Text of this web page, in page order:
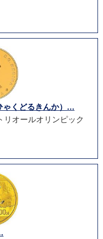
くどるきんか）...
リオールオリンピック